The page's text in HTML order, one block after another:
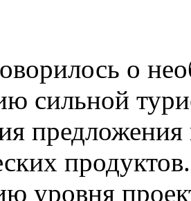
о
сильной
предложения
уровня